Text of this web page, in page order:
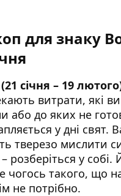
для знаку
січня – 19
витрати, які
або до яких не
у дні свят.
тверезо мислити
розберіться у собі.
чогось такого, що
не потрібно.